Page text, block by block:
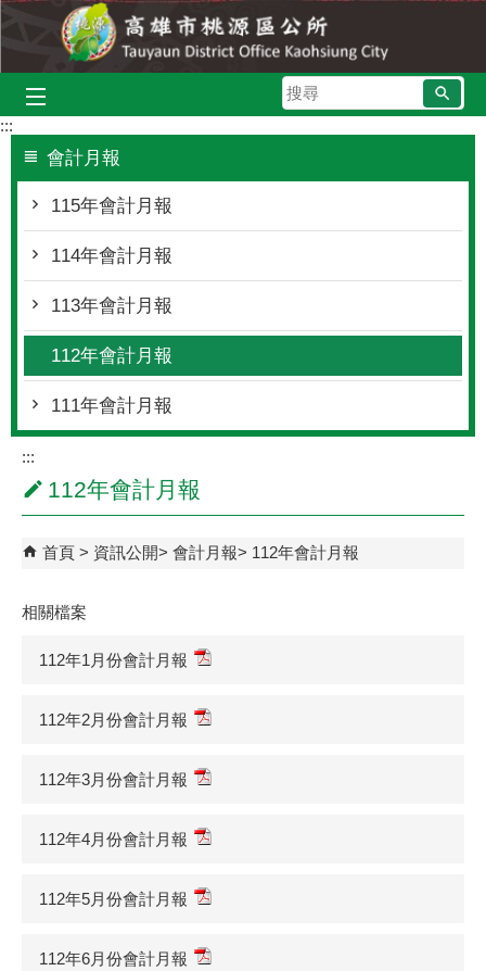
跳到主要內容區塊
搜
尋
:::
會計月報
115年會計月報
114年會計月報
113年會計月報
112年會計月報
111年會計月報
:::
112年會計月報
首頁 資訊公開 會計月報 112年會計月報
相關檔案
112年1月份會計月報
112年2月份會計月報
112年3月份會計月報
112年4月份會計月報
112年5月份會計月報
112年6月份會計月報